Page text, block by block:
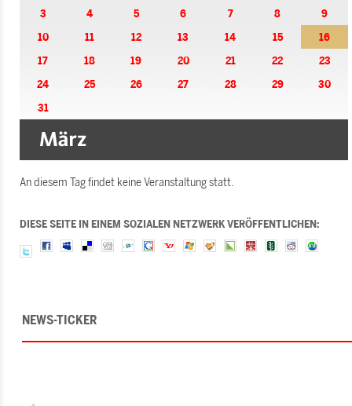
3
4 5 6 7 8
9
10
11 12 13 14 15
16
17
18 19 20 21 22
23
24
25 26 27 28 29
30
31
An diesem Tag findet keine Veranstaltung statt.
DIESE SEITE IN EINEM SOZIALEN NETZWERK VERÖFFENTLICHEN:
NEWS-TICKER